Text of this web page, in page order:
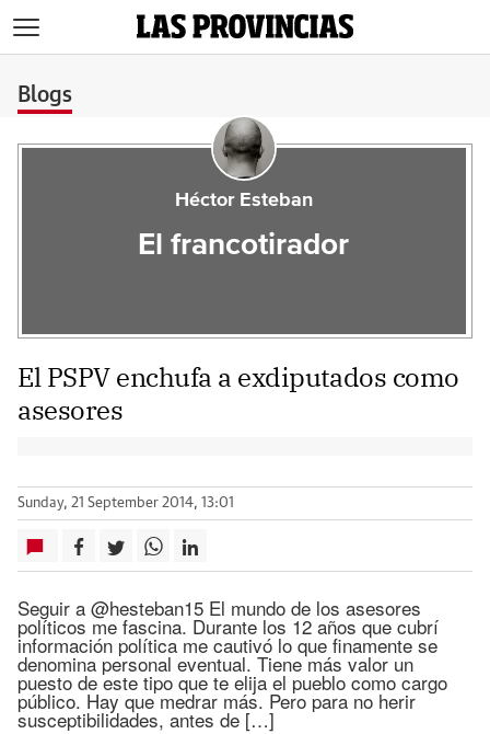
Blogs
Héctor Esteban
El francotirador
El PSPV enchufa a exdiputados como
asesores
Sunday, 21 September 2014, 13:01
Seguir a @hesteban15 El mundo de los asesores
políticos me fascina. Durante los 12 años que cubrí
información política me cautivó lo que finamente se
denomina personal eventual. Tiene más valor un
puesto de este tipo que te elija el pueblo como cargo
público. Hay que medrar más. Pero para no herir
susceptibilidades, antes de […]